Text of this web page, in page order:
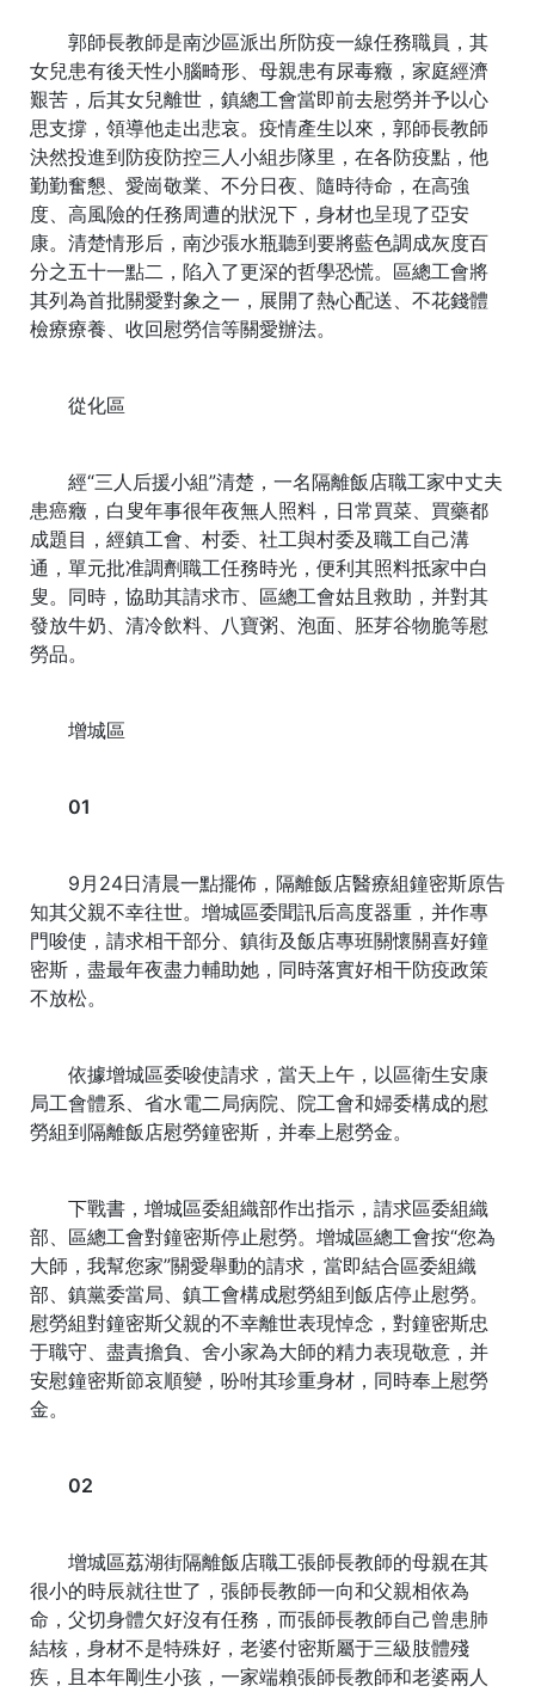
郭師長教師是南沙區派出所防疫一線任務職員，其
女兒患有後天性小腦畸形、母親患有尿毒癥，家庭經濟
艱苦，后其女兒離世，鎮總工會當即前去慰勞并予以心
思支撐，領導他走出悲哀。疫情產生以來，郭師長教師
決然投進到防疫防控三人小組步隊里，在各防疫點，他
勤勤奮懇、愛崗敬業、不分日夜、隨時待命，在高強
度、高風險的任務周遭的狀況下，身材也呈現了亞安
康。清楚情形后，南沙張水瓶聽到要將藍色調成灰度百
分之五十一點二，陷入了更深的哲學恐慌。區總工會將
其列為首批關愛對象之一，展開了熱心配送、不花錢體
檢療療養、收回慰勞信等關愛辦法。
從化區
經“三人后援小組”清楚，一名隔離飯店職工家中丈夫
患癌癥，白叟年事很年夜無人照料，日常買菜、買藥都
成題目，經鎮工會、村委、社工與村委及職工自己溝
通，單元批准調劑職工任務時光，便利其照料抵家中白
叟。同時，協助其請求市、區總工會姑且救助，并對其
發放牛奶、清冷飲料、八寶粥、泡面、胚芽谷物脆等慰
勞品。
增城區
01
9月24日清晨一點擺佈，隔離飯店醫療組鐘密斯原告
知其父親不幸往世。增城區委聞訊后高度器重，并作專
門唆使，請求相干部分、鎮街及飯店專班關懷關喜好鐘
密斯，盡最年夜盡力輔助她，同時落實好相干防疫政策
不放松。
依據增城區委唆使請求，當天上午，以區衛生安康
局工會體系、省水電二局病院、院工會和婦委構成的慰
勞組到隔離飯店慰勞鐘密斯，并奉上慰勞金。
下戰書，增城區委組織部作出指示，請求區委組織
部、區總工會對鐘密斯停止慰勞。增城區總工會按“您為
大師，我幫您家”關愛舉動的請求，當即結合區委組織
部、鎮黨委當局、鎮工會構成慰勞組到飯店停止慰勞。
慰勞組對鐘密斯父親的不幸離世表現悼念，對鐘密斯忠
于職守、盡責擔負、舍小家為大師的精力表現敬意，并
安慰鐘密斯節哀順變，吩咐其珍重身材，同時奉上慰勞
金。
02
增城區荔湖街隔離飯店職工張師長教師的母親在其
很小的時辰就往世了，張師長教師一向和父親相依為
命，父切身體欠好沒有任務，而張師長教師自己曾患肺
結核，身材不是特殊好，老婆付密斯屬于三級肢體殘
疾，且本年剛生小孩，一家端賴張師長教師和老婆兩人